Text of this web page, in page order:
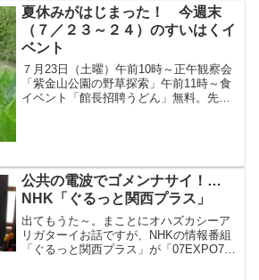
のです。月の出 16：46 日の入
り 16：51 ...
夏休みがはじまった！ 今週末
（７／２３～２４）のすいはくイ
ベント
７月23日（土曜）午前10時～正午観察会
「紫金山公園の野草探索」午前11時～食
イベント「館長招聘うどん」無料。先着
公共の電波でゴメンナサイ！…
NHK「ぐるっと関西プラス」
出てもうた～。まことにオハズカシーア
リガターイお話ですが、NHKの情報番組
「ぐるっと関西プラス」が「07EXPO70